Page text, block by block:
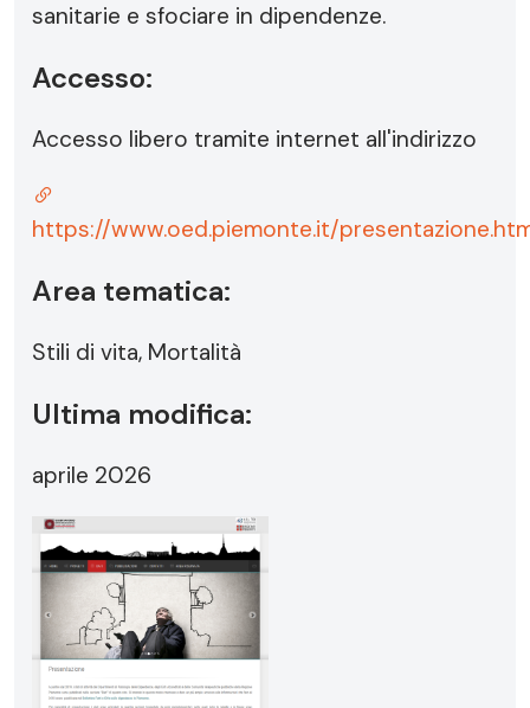
sanitarie e sfociare in dipendenze.
Accesso:
Accesso libero tramite internet all'indirizzo
https://www.oed.piemonte.it/
Area tematica:
Stili di vita, Mortalità
Ultima modifica:
aprile 2026